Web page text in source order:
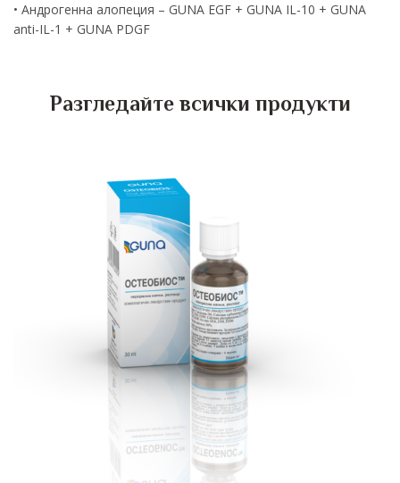
• Андрогенна алопеция – GUNA EGF + GUNA IL-10 + GUNA
anti-IL-1 + GUNA PDGF
Разгледайте всички продукти